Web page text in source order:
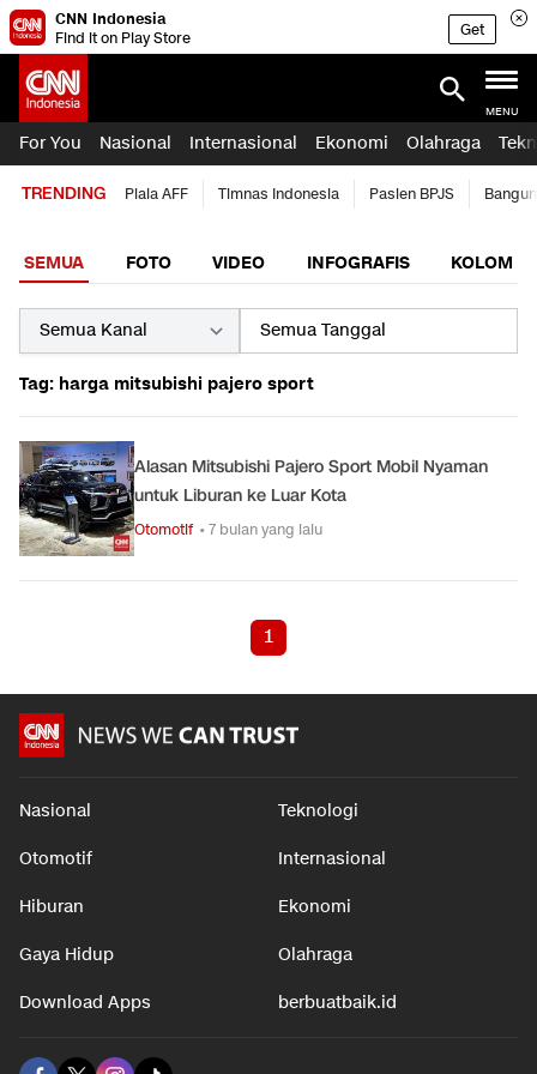
CNN Indonesia
Find it on Play Store
Get
MENU
For You Nasional Internasional Ekonomi Olahraga
TRENDING Piala AFF Timnas Indonesia Pasien BPJS
SEMUA FOTO VIDEO INFOGRAFIS KOLOM
Tag: harga mitsubishi pajero sport
Alasan Mitsubishi Pajero Sport Mobil Nyaman
untuk Liburan ke Luar Kota
Otomotif • 7 bulan yang lalu
1
Nasional Teknologi
Otomotif Internasional
Hiburan Ekonomi
Gaya Hidup Olahraga
Download Apps berbuatbaik.id